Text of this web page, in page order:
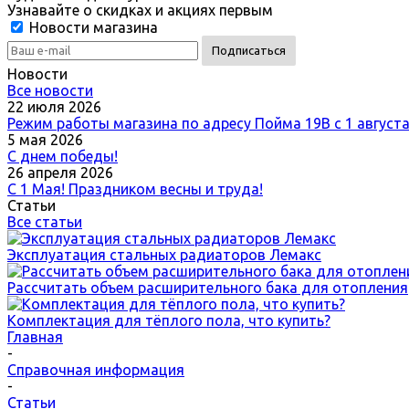
Узнавайте о скидках и акциях первым
Новости магазина
Новости
Все новости
22 июля 2026
Режим работы магазина по адресу Пойма 19В с 1 августа
5 мая 2026
С днем победы!
26 апреля 2026
С 1 Мая! Праздником весны и труда!
Статьи
Все статьи
Эксплуатация стальных радиаторов Лемакс
Рассчитать объем расширительного бака для отопления
Комплектация для тёплого пола, что купить?
Главная
-
Справочная информация
-
Статьи